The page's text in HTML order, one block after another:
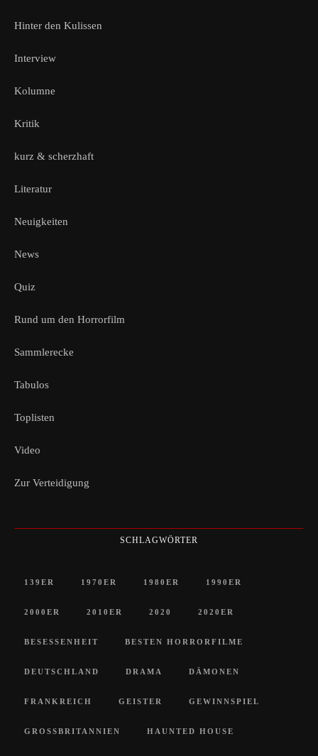
Hinter den Kulissen
Interview
Kolumne
Kritik
kurz & scherzhaft
Literatur
Neuigkeiten
News
Quiz
Rund um den Horrorfilm
Sammlerecke
Tabulos
Toplisten
Video
Zur Verteidigung
SCHLAGWÖRTER
139ER 1970ER 1980ER 1990ER
2000ER 2010ER 2020 2020ER
BESESSENHEIT BESTEN HORRORFILME
DEUTSCHLAND DRAMA DÄMONEN
FRANKREICH GEISTER GEWINNSPIEL
GROSSBRITANNIEN HAUNTED HOUSE